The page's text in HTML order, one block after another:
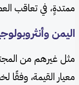
ممتدةٍ، في تعاقب
اليمن
مثل غيرهم من
معيار القيمة، وفقًا